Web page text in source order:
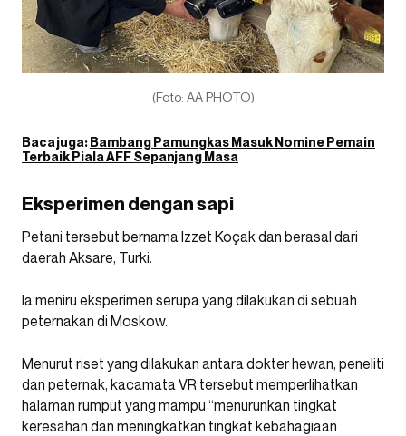
(Foto: AA PHOTO)
Baca juga:Bambang Pamungkas Masuk Nomine Pemain
Terbaik Piala AFF Sepanjang Masa
Eksperimen dengan sapi
Petani tersebut bernama Izzet Koçak dan berasal dari
daerah Aksare, Turki.
Ia meniru eksperimen serupa yang dilakukan di sebuah
peternakan di Moskow.
Menurut riset yang dilakukan antara dokter hewan, peneliti
dan peternak, kacamata VR tersebut memperlihatkan
halaman rumput yang mampu “menurunkan tingkat
keresahan dan meningkatkan tingkat kebahagiaan